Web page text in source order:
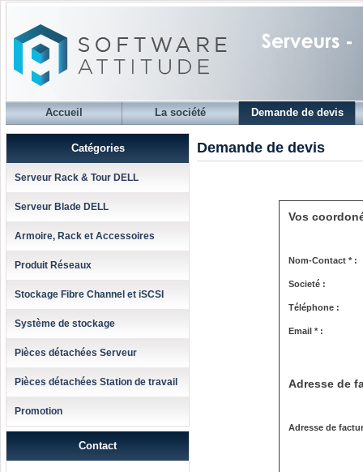
Accueil La société Demande de devis
Catégories
Serveur Rack & Tour DELL
Serveur Blade DELL
Armoire, Rack et Accessoires
Produit Réseaux
Stockage Fibre Channel et iSCSI
Système de stockage
Pièces détachées Serveur
Pièces détachées Station de travail
Promotion
Contact
Demande de devis
Vos
Nom-Contact * :
Societé :
Téléphone :
Email * :
Adresse de
Adresse de